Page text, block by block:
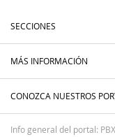
SECCIONES
MÁS INFORMACIÓN
CONOZCA NUESTROS
Info general del portal: